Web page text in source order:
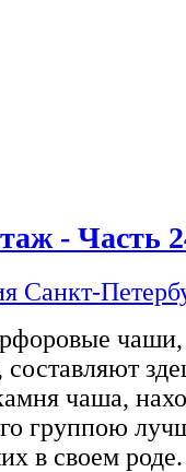
- Часть
Санкт-
составляют
чаша,
группою
в своем роде.